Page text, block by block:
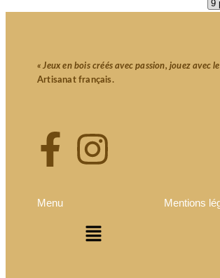
« Jeux en bois créés avec passion, jouez avec
Artisanat français.
Menu Mentions